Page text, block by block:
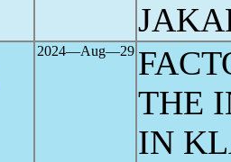
2024―Aug―29
THE
IN